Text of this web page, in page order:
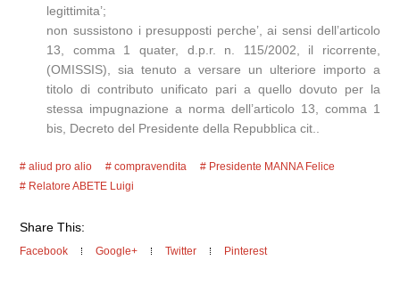
legittimita’;
non sussistono i presupposti perche’, ai sensi dell’articolo
13, comma 1 quater, d.p.r. n. 115/2002, il ricorrente,
(OMISSIS), sia tenuto a versare un ulteriore importo a
titolo di contributo unificato pari a quello dovuto per la
stessa impugnazione a norma dell’articolo 13, comma 1
bis, Decreto del Presidente della Repubblica cit..
aliud pro alio compravendita
Presidente MANNA Felice
Relatore ABETE Luigi
Share This:
Facebook Google+ Twitter Pinterest